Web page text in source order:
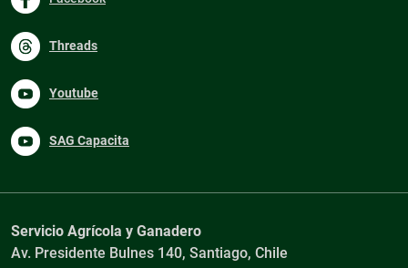
Threads
Youtube
SAG Capacita
Servicio Agrícola y Ganadero
Av. Presidente Bulnes 140, Santiago, Chile